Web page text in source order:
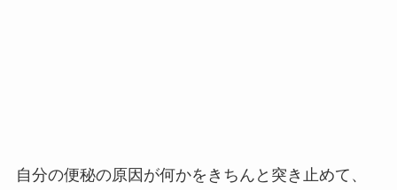
自分の便秘の原因が何かをきちんと突き止めて、